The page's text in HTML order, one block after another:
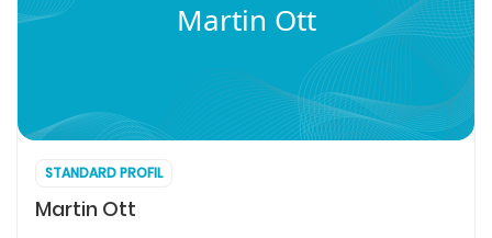
Martin Ott
STANDARD PROFIL
Martin Ott